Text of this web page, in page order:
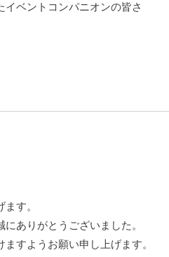
ベントコンパニオンの皆さ
す。
ありがとうございました。
すようお願い申し上げます。